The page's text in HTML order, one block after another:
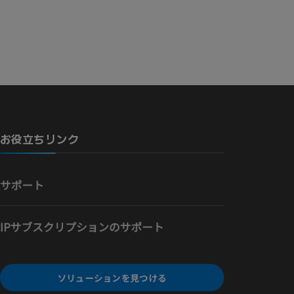
お役立ちリンク
サポート
IPサブスクリプションのサポート
ソリューションを見つける